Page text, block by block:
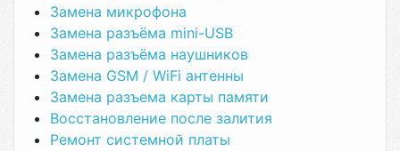
Замена микрофона
Замена разъёма mini-USB
Замена разъёма наушников
Замена GSM / WiFi антенны
Замена разъема карты памяти
Восстановление после залития
Ремонт системной платы